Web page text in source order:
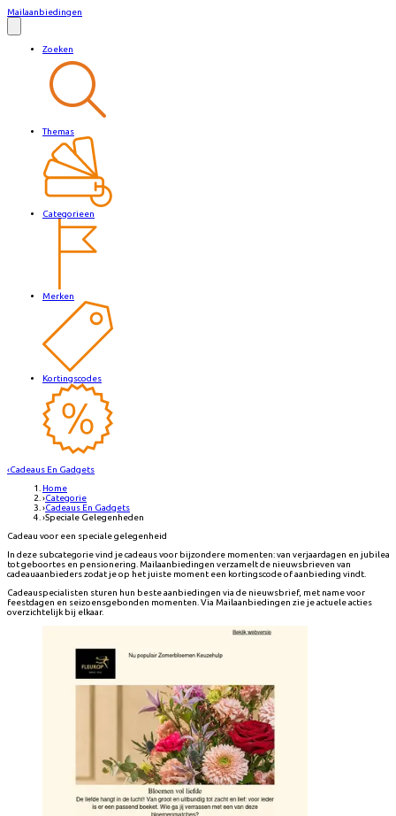
Mailaanbiedingen
Zoeken
Themas
Categorieen
Merken
Kortingscodes
‹Cadeaus En Gadgets
Home
›Categorie
›Cadeaus En Gadgets
›Speciale Gelegenheden
Cadeau voor een speciale gelegenheid
In deze subcategorie vind je cadeaus voor bijzondere momenten: van verjaardagen en jubilea
tot geboortes en pensionering. Mailaanbiedingen verzamelt de nieuwsbrieven van
cadeauaanbieders zodat je op het juiste moment een kortingscode of aanbieding vindt.
Cadeauspecialisten sturen hun beste aanbiedingen via de nieuwsbrief, met name voor
feestdagen en seizoensgebonden momenten. Via Mailaanbiedingen zie je actuele acties
overzichtelijk bij elkaar.